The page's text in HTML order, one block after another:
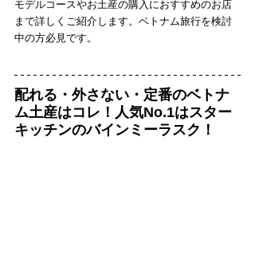
モデルコースやお土産の購入におすすめのお店
まで詳しくご紹介します。ベトナム旅行を検討
中の方必見です。
配れる・外さない・定番のベトナ
ム土産はコレ！人気No.1はスター
キッチンのバインミーラスク！